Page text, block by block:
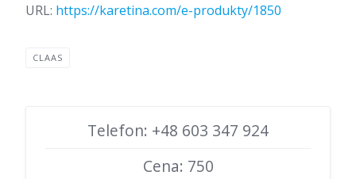
URL: https://karetina.com/e-produkty/1850
CLAAS
Telefon: +48 603 347 924
Cena: 750